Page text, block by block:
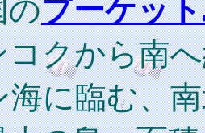
プーケッ
クから南
に臨む、